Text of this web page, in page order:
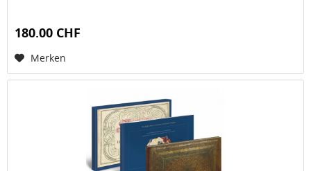
180.00 CHF
Merken